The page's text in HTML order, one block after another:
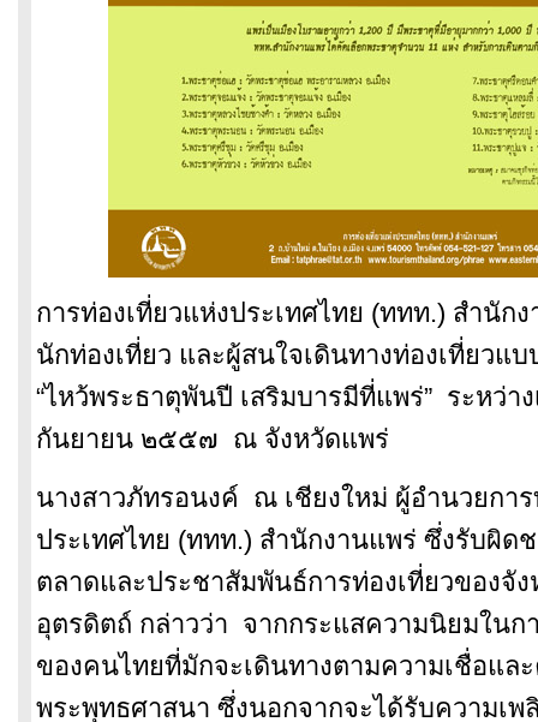
การท่องเที่ยวแห่งประเทศไทย (ททท.) สำนัก
นักท่องเที่ยว และผู้สนใจเดินทางท่องเที่ยวแบ
“ไหว้พระธาตุพันปี เสริมบารมีที่แพร่” ระหว่า
กันยายน ๒๕๕๗ ณ จังหวัดแพร่
นางสาวภัทรอนงค์ ณ เชียงใหม่ ผู้อำนวยการ
ประเทศไทย (ททท.) สำนักงานแพร่ ซึ่งรับผิดช
ตลาดและประชาสัมพันธ์การท่องเที่ยวของจั
อุตรดิตถ์ กล่าวว่า จากกระแสความนิยมในก
ของคนไทยที่มักจะเดินทางตามความเชื่อแล
พระพุทธศาสนา ซึ่งนอกจากจะได้รับความเพ